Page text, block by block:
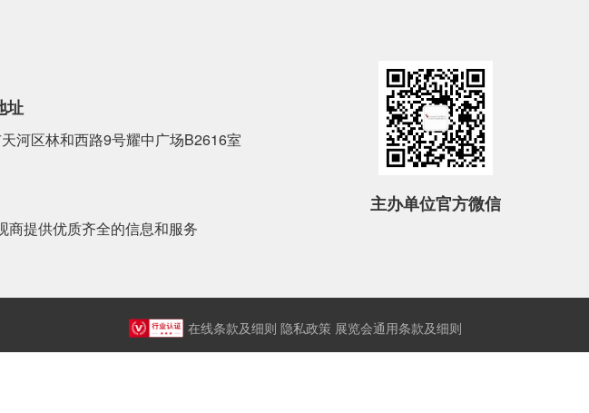
址
河区林和西路9号耀中广场B2616室
商提供优质齐全的信息和服务
主办单位官方微信
在线条款及细则 隐私政策 展览会通用条款及细则